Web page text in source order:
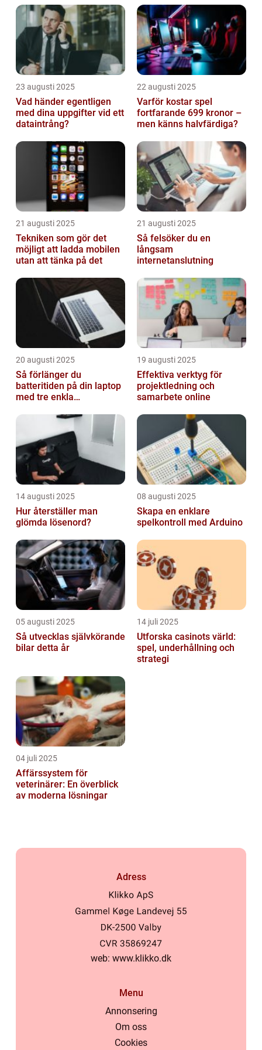
23 augusti 2025
Vad händer egentligen
med dina uppgifter vid ett
dataintrång?
22 augusti 2025
Varför kostar spel
fortfarande 699 kronor –
men känns halvfärdiga?
21 augusti 2025
Tekniken som gör det
möjligt att ladda mobilen
utan att tänka på det
21 augusti 2025
Så felsöker du en
långsam
internetanslutning
20 augusti 2025
Så förlänger du
batteritiden på din laptop
med tre enkla
19 augusti 2025
Effektiva verktyg för
projektledning och
samarbete online
14 augusti 2025
Hur återställer man
glömda lösenord?
08 augusti 2025
Skapa en enklare
spelkontroll med Arduino
05 augusti 2025
Så utvecklas självkörande
bilar detta år
14 juli 2025
Utforska casinots värld:
spel, underhållning och
strategi
04 juli 2025
Affärssystem för
veterinärer: En överblick
av moderna lösningar
Adress
web: www.klikko.dk
Menu
Annonsering
Om oss
Cookies